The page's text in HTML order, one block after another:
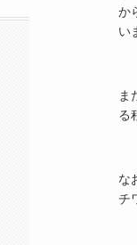
か
い
ま
る
な
チ